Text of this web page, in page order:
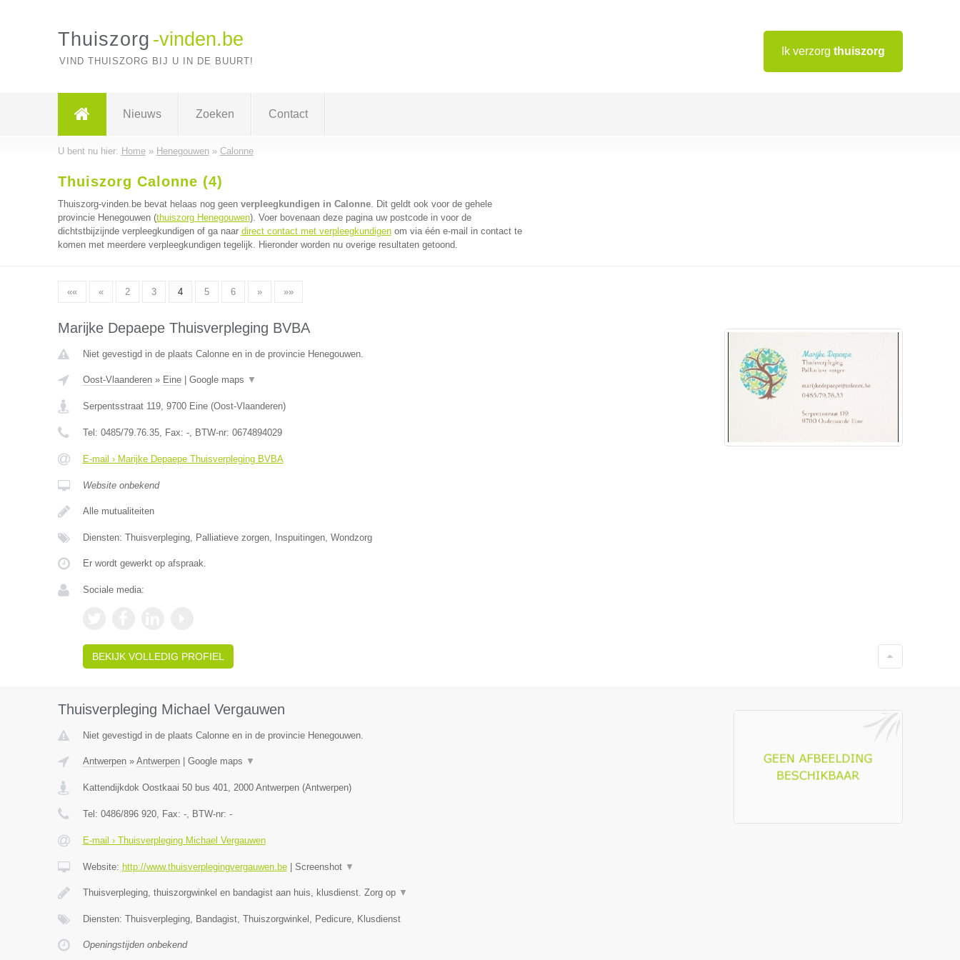
Ik verzorg thuiszorg
Thuiszorg -vinden.be
VIND THUISZORG BIJ U IN DE BUURT!
Nieuws Zoeken Contact
U bent nu hier: Home» Henegouwen» Calonne
Thuiszorg Calonne (4)
Thuiszorg-vinden.be bevat helaas nog geen verpleegkundigen in Calonne. Dit geldt ook voor de gehele
provincie Henegouwen (thuiszorg Henegouwen). Voer bovenaan deze pagina uw postcode in voor de
dichtstbijzijnde verpleegkundigen of ga naar direct contact met verpleegkundigenom via één e-mail in contact te
komen met meerdere verpleegkundigen tegelijk. Hieronder worden nu overige resultaten getoond.
«« « 2 3 4 5 6 » »»
Marijke Depaepe Thuisverpleging BVBA
Niet gevestigd in de plaats Calonne en in de provincie Henegouwen.
Oost-Vlaanderen» Eine| Google maps ▼
Serpentsstraat 119, 9700 Eine(Oost-Vlaanderen)
Tel: 0485/79.76.35, Fax: -, BTW-nr: 0674894029
E-mail › Marijke Depaepe Thuisverpleging BVBA
Website onbekend
Alle mutualiteiten
Diensten: Thuisverpleging, Palliatieve zorgen, Inspuitingen, Wondzorg
Er wordt gewerkt op afspraak.
Sociale media:
BEKIJK VOLLEDIG PROFIEL
Thuisverpleging Michael Vergauwen
Niet gevestigd in de plaats Calonne en in de provincie Henegouwen.
Antwerpen» Antwerpen| Google maps ▼
Kattendijkdok Oostkaai 50 bus 401, 2000 Antwerpen(Antwerpen)
Tel: 0486/896 920, Fax: -, BTW-nr: -
E-mail › Thuisverpleging Michael Vergauwen
Website: http://www.thuisverplegingvergauwen.be| Screenshot ▼
Thuisverpleging, thuiszorgwinkel en bandagist aan huis, klusdienst. Zorg op ▼
Diensten: Thuisverpleging, Bandagist, Thuiszorgwinkel, Pedicure, Klusdienst
Openingstijden onbekend